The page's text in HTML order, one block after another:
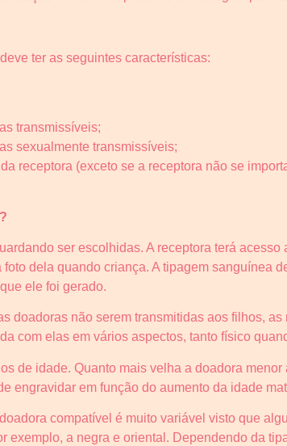
ter as seguintes características:
transmissíveis;
sexualmente transmissíveis;
receptora (exceto se a receptora não se
ser escolhidas. A receptora terá
dela quando criança. A tipagem sanguínea
ele foi gerado.
doadoras não serem transmitidas aos filhos,
com elas em vários aspectos, tanto físico
de idade. Quanto mais velha a doadora
engravidar em função do aumento da idade
compatível é muito variável visto que
exemplo, a negra e oriental. Dependendo da